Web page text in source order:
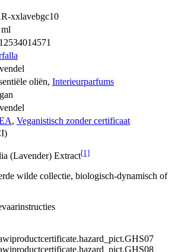
xxlavebgc10
oliën, Interieurparfums
, Veganistisch zonder certificaat
(Lavender) Extract[1]
wilde collectie, biologisch-dynamisch of